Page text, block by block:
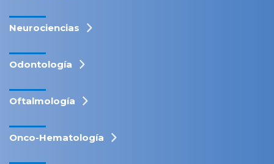
Neurociencias
Odontología
Oftalmología
Onco-Hematología